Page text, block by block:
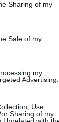
Sharing of my
Sale of my
my
Advertising.
Use,
Sharing of my
ancora